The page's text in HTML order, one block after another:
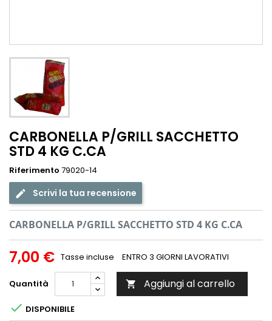
CARBONELLA P/GRILL SACCHETTO
STD 4 KG C.CA
Riferimento 79020-14
Scrivi la tua recensione
CARBONELLA P/GRILL SACCHETTO STD 4 KG C.CA
7,00 € Tasse incluse ENTRO 3 GIORNI LAVORATIVI
Quantità  Aggiungi al carrello
 DISPONIBILE